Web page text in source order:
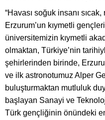
“Havası soğuk insanı
Erzurum’un kıymetli
üniversitemizin kıymetli
olmaktan, Türkiye’nin
şehirlerinden birinde,
ve ilk astronotumuz Alper
buluşturmaktan mutluluk
başlayan Sanayi ve
Türk gençliğinin önündeki